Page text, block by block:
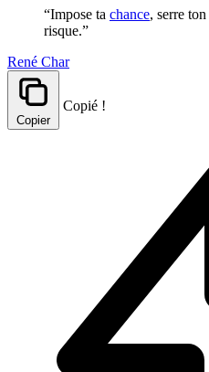
“Impose ta chance, serre ton
risque.”
René Char
Copier
Copié !